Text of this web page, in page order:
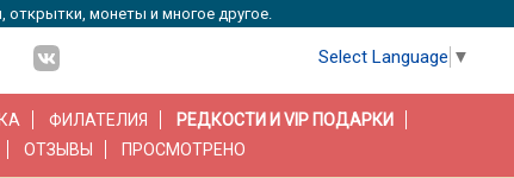
открытки, монеты и многое другое.
Select Language ▼
ФИЛАТЕЛИЯ
РЕДКОСТИ И VIP ПОДАРКИ
ОТЗЫВЫ ПРОСМОТРЕНО